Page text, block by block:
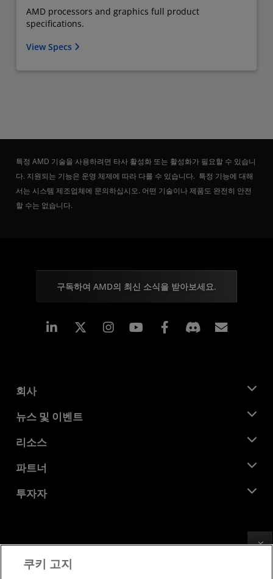
AMD processors and graphics full product
specifications.
View Specs
특정 AMD 기술을 사용하려면 타사 활성화 또는 활성화가 필요할 수 있습니
다. 지원되는 기능은 운영 체제에 따라 다를 수 있습니다. 특정 기능에 대해
서는 시스템 제조업체에 문의하십시오. 어떤 기술이나 제품도 완전히 안전
할 수는 없습니다.
구독하여 AMD의 최신 소식을 받아보세요.
Linkedin Instagram Facebook
회사
AMD 소개
기업의 사회적 책임
채용
문의하기
뉴스 및 이벤트
뉴스룸
미디어 라이브러리
리소스
개발자 센트럴
사례 연구
파트너
AMD 파트너 허브
투자자
이사위원회
거버넌스 문서
쿠키 고지